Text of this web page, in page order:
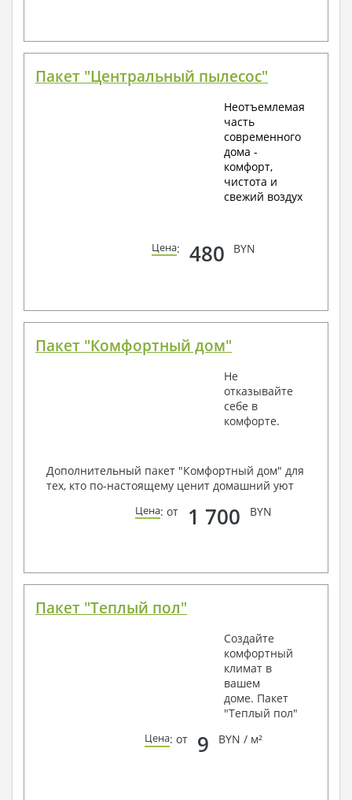
Пакет "Центральный пылесос"
Неотъемлемая
часть
современного
дома -
комфорт,
чистота и
свежий воздух
Цена: 480 BYN
Пакет "Комфортный дом"
Не
отказывайте
себе в
комфорте.
Дополнительный пакет "Комфортный дом" для
тех, кто по-настоящему ценит домашний уют
Цена: от 1 700 BYN
Пакет "Теплый пол"
Создайте
комфортный
климат в
вашем
доме. Пакет
"Теплый пол"
Цена: от 9 BYN / м²